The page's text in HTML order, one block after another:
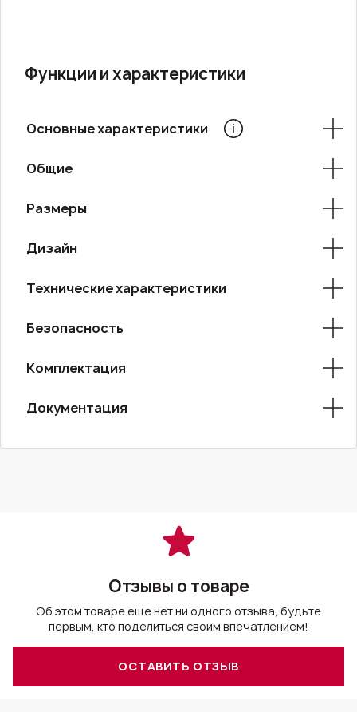
Функции и характеристики
Основные характеристики
Общие
Размеры
Дизайн
Технические характеристики
Безопасность
Комплектация
Документация
Отзывы о товаре
Об этом товаре еще нет ни одного отзыва, будьте
первым, кто поделиться своим впечатлением!
ОСТАВИТЬ ОТЗЫВ